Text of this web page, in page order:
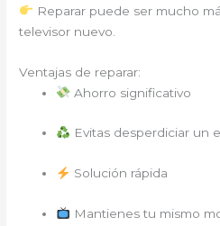
Reparar puede ser mucho
televisor nuevo.
Ventajas de reparar:
Ahorro significativo
Evitas desperdiciar un
Solución rápida
Mantienes tu mismo